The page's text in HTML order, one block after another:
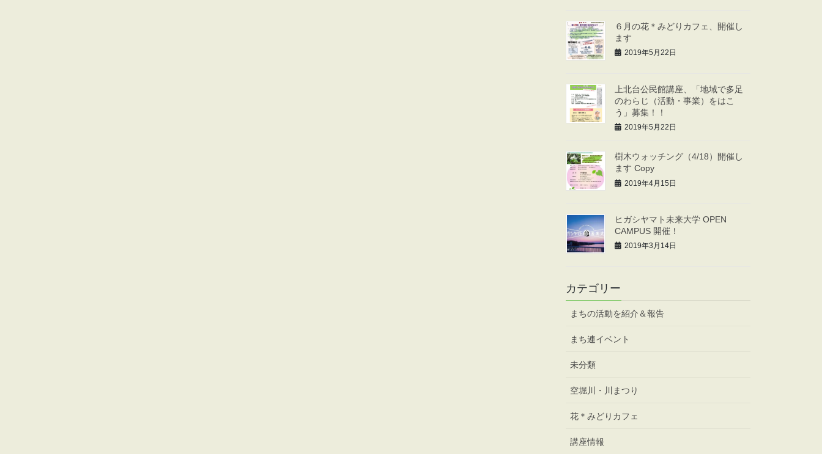
６月の花＊みどりカフェ、開催し
ます
2019年5月22日
上北台公民館講座、「地域で多足
のわらじ（活動・事業）をはこ
う」募集！！
2019年5月22日
樹木ウォッチング（4/18）開催し
ます Copy
2019年4月15日
ヒガシヤマト未来大学 OPEN
CAMPUS 開催！
2019年3月14日
カテゴリー
まちの活動を紹介＆報告
まち連イベント
未分類
空堀川・川まつり
花＊みどりカフェ
講座情報